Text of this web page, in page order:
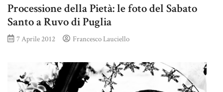
Processione della Pietà: le foto del Sabato
Santo a Ruvo di Puglia
7 Aprile 2012 Francesco Lauciello